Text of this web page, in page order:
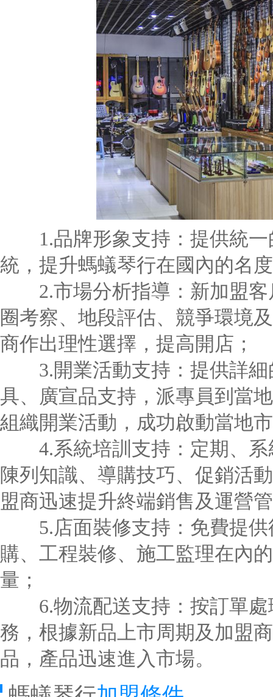
1.品牌形象支持：提供統一
統，提升螞蟻琴行在國內的名
2.市場分析指導：新加盟客
圈考察、地段評估、競爭環境
商作出理性選擇，提高開店；
3.開業活動支持：提供詳細
具、廣宣品支持，派專員到當
組織開業活動，成功啟動當地
4.系統培訓支持：定期、系
陳列知識、導購技巧、促銷活
盟商迅速提升終端銷售及運營
5.店面裝修支持：免費提供
購、工程裝修、施工監理在內
量；
6.物流配送支持：按訂單處
務，根據新品上市周期及加盟
品，產品迅速進入市場。